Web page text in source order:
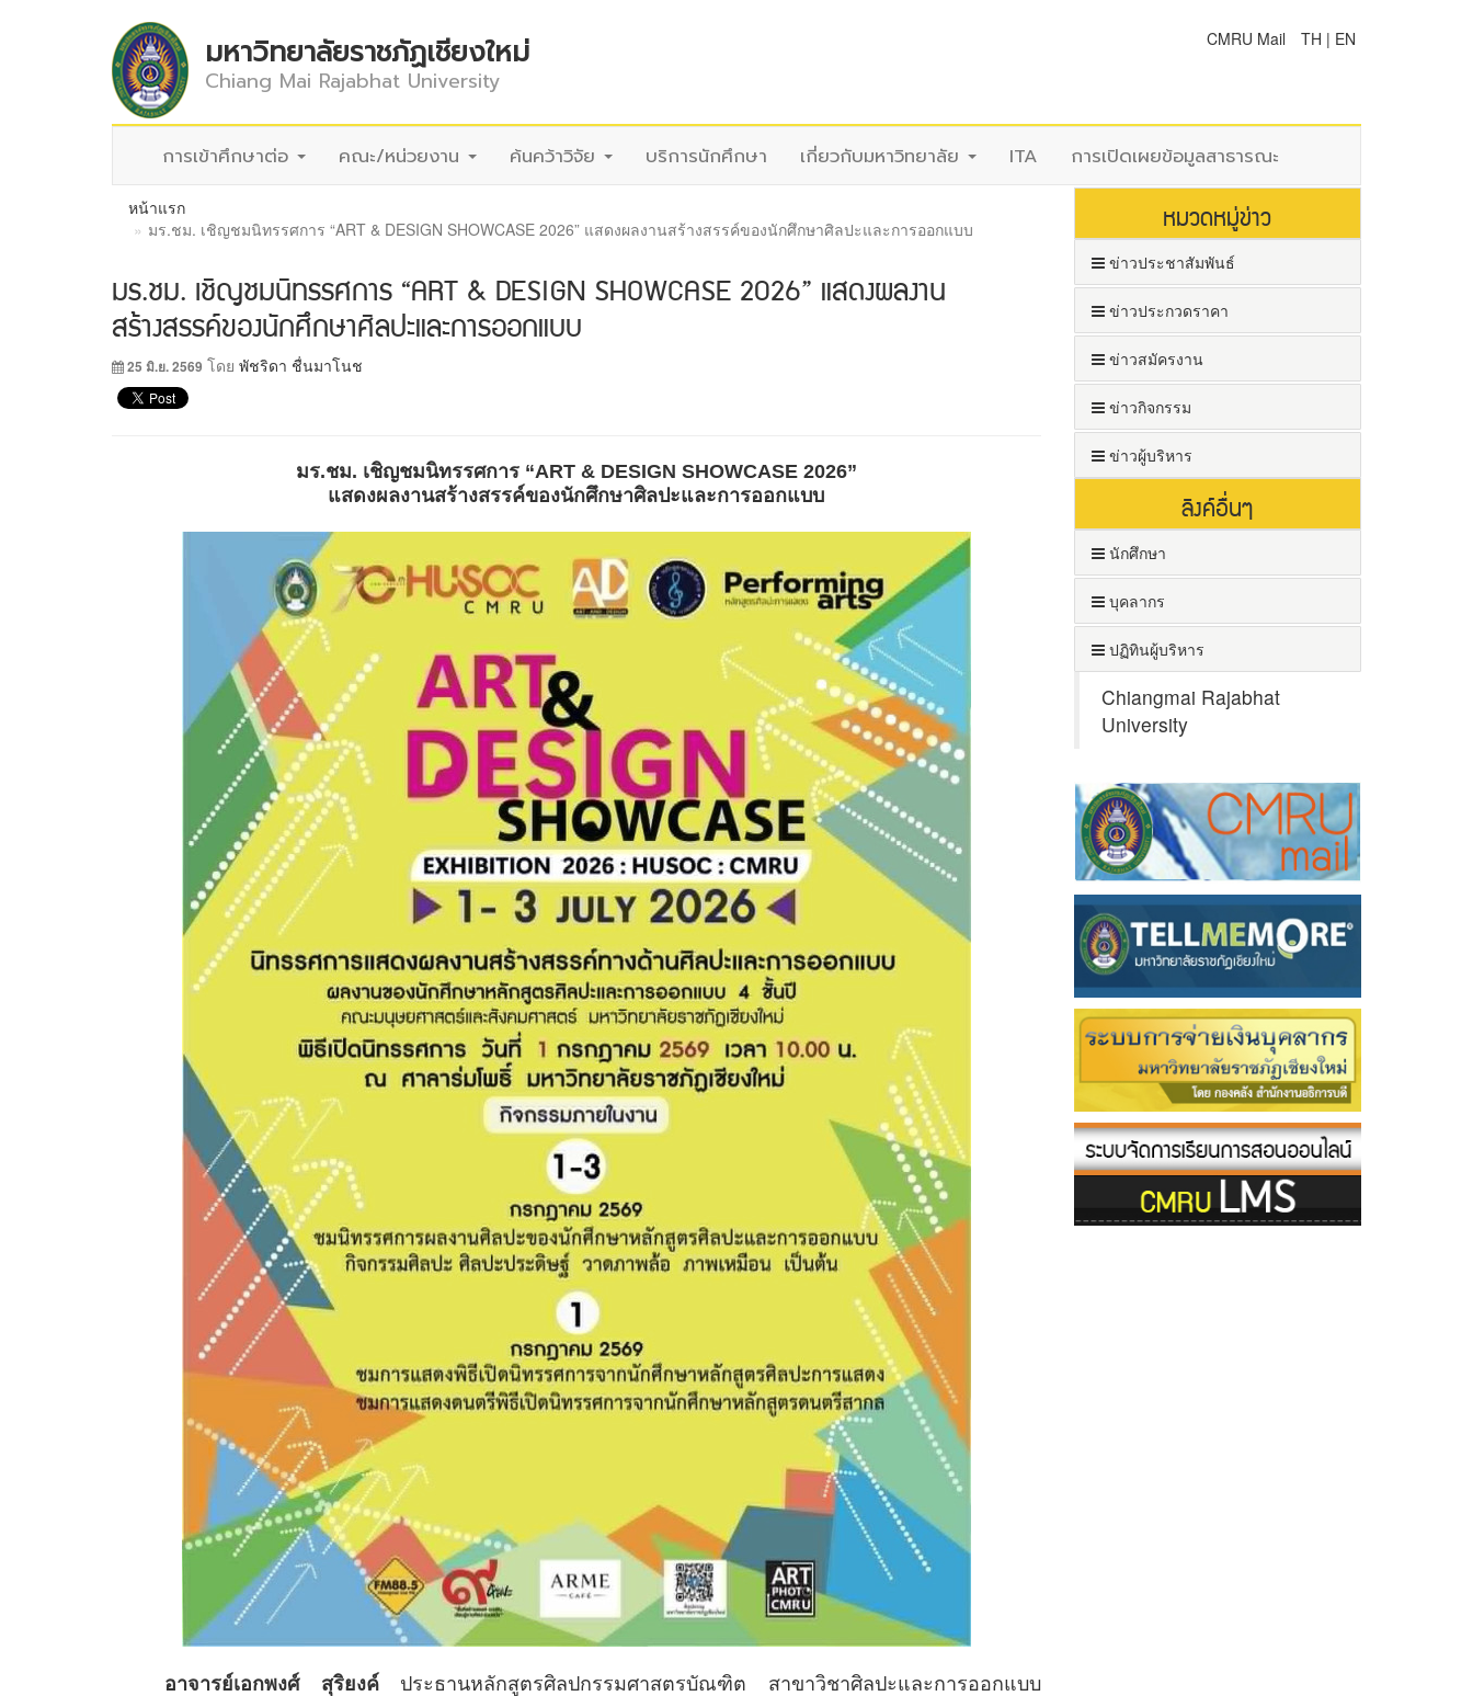
มหาวิทยาลัยราชภัฏเชียงใหม่
Chiang Mai Rajabhat University
CMRU Mail TH | EN
การเข้าศึกษาต่อ คณะ/หน่วยงาน ค้นคว้าวิจัย บริการนักศึกษา เกี่ยวกับมหาวิทยาลัย ITA การเปิดเผยข้อมูลสาธารณะ
หน้าแรก
มร.ชม. เชิญชมนิทรรศการ “ART & DESIGN SHOWCASE 2026” แสดงผลงานสร้างสรรค์ของนักศึกษาศิลปะและการออกแบบ
มร.ชม. เชิญชมนิทรรศการ “ART & DESIGN SHOWCASE 2026” แสดงผลงาน
สร้างสรรค์ของนักศึกษาศิลปะและการออกแบบ
25 มิ.ย. 2569 โดย พัชริดา ชื่นมาโนช
มร.ชม. เชิญชมนิทรรศการ “ART & DESIGN SHOWCASE 2026”
แสดงผลงานสร้างสรรค์ของนักศึกษาศิลปะและการออกแบบ
อาจารย์เอกพงศ์ สุริยงค์ประธานหลักสูตรศิลปกรรมศาสตรบัณฑิต สาขาวิชาศิลปะและการออกแบบ
หมวดหมู่ข่าว
ข่าวประชาสัมพันธ์
ข่าวประกวดราคา
ข่าวสมัครงาน
ข่าวกิจกรรม
ข่าวผู้บริหาร
ลิงค์อื่นๆ
นักศึกษา
บุคลากร
ปฏิทินผู้บริหาร
Chiangmai Rajabhat
University